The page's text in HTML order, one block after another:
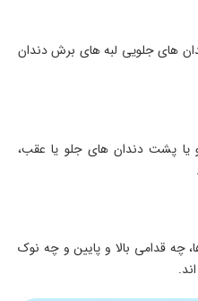
های جلویی لبه‌ های برش دندان‌
یا پشت دندان‌ های جلو یا عقب،
چه قدامی بالا و پایین و چه نوک